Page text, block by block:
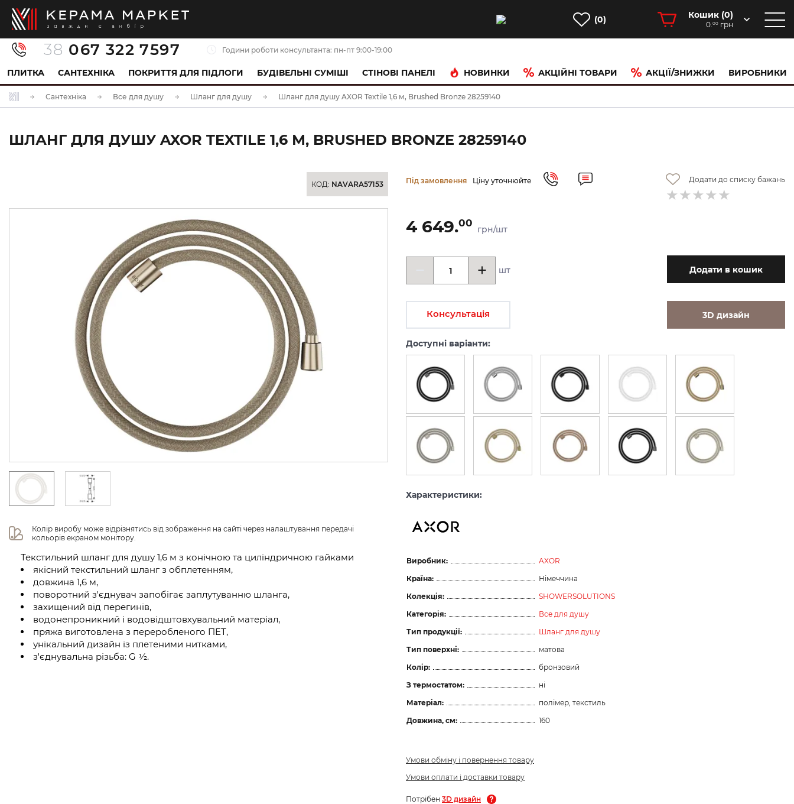
(0) Кошик (0)
0.00 грн
38 067 322 7597 Години роботи консультанта: пн-пт 9:00-19:00
ПЛИТКА САНТЕХНІКА ПОКРИТТЯ ДЛЯ ПІДЛОГИ БУДІВЕЛЬНІ СУМІШІ CТІНОВІ ПАНЕЛІ НОВИНКИ АКЦІЙНІ ТОВАРИ АКЦІЇ/ЗНИЖКИ ВИРОБНИКИ
Сантехніка Все для душу Шланг для душу Шланг для душу AXOR Textile 1,6 м, Brushed Bronze 28259140
ШЛАНГ ДЛЯ ДУШУ AXOR TEXTILE 1,6 М, BRUSHED BRONZE 28259140
КОД: NAVARA57153
Колір виробу може відрізнятись від зображення на сайті через налаштування передачі
кольорів екраном монітору.
Текстильний шланг для душу 1,6 м з конічною та циліндричною гайками
якісний текстильний шланг з обплетенням,
довжина 1,6 м,
поворотний з'єднувач запобігає заплутуванню шланга,
захищений від перегинів,
водонепроникний і водовідштовхувальний матеріал,
пряжа виготовлена з переробленого ПЕТ,
унікальний дизайн із плетеними нитками,
з'єднувальна різьба: G ½.
Під замовлення Ціну уточнюйте Додати до списку бажань
4 649.00
грн/шт
шт Додати в кошик
Консультація 3D дизайн
Доступні варіанти:
Характеристики:
Виробник:
AXOR
Країна:
Німеччина
Колекція:
SHOWERSOLUTIONS
Категорія:
Все для душу
Тип продукції:
Шланг для душу
Тип поверхні:
матова
Колір:
бронзовий
З термостатом:
ні
Матеріал:
полімер, текстиль
Довжина, см:
160
Умови обміну і повернення товару
Умови оплати і доставки товару
Потрібен 3D дизайн